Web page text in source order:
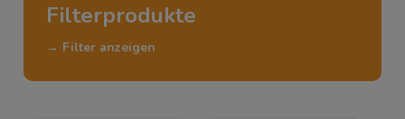
Filterprodukte
→ Filter anzeigen